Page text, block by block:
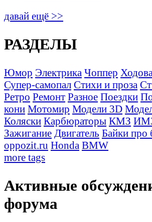
давай ещё >>
РАЗДЕЛЫ
Юмор Электрика Чоппер
Супер-самопал Стихи и проза
Ретро Ремонт Разное Поездки
кони Мотомир Модели 3D
Коляски Карбюраторы КМЗ
Зажигание Двигатель Байки про
oppozit.ru Honda BMW
more tags
Активные
форума